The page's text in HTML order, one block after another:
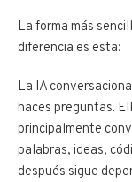
La forma más
diferencia es esta:
La IA
haces preguntas.
principalmente
palabras, ideas,
después sigue